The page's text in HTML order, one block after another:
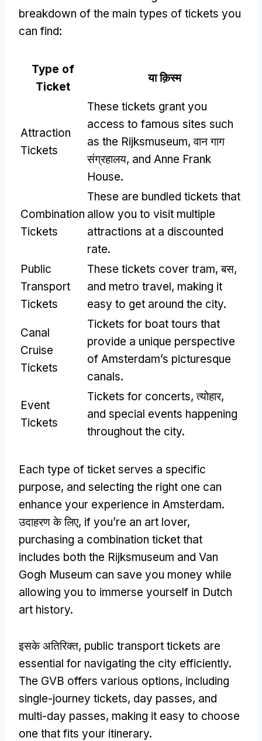
breakdown of the main types of tickets you
can find:
Type of
Ticket
या क़िस्‍म
Attraction
Tickets
These tickets grant you
access to famous sites such
as the Rijksmuseum, वान गाग
संग्रहालय, and Anne Frank
House.
Combination
Tickets
These are bundled tickets that
allow you to visit multiple
attractions at a discounted
rate.
Public
Transport
Tickets
These tickets cover tram, बस,
and metro travel, making it
easy to get around the city.
Canal
Cruise
Tickets
Tickets for boat tours that
provide a unique perspective
of Amsterdam’s picturesque
canals.
Event
Tickets
Tickets for concerts, त्योहार,
and special events happening
throughout the city.
Each type of ticket serves a specific
purpose, and selecting the right one can
enhance your experience in Amsterdam.
उदाहरण के लिए, if you’re an art lover,
purchasing a combination ticket that
includes both the Rijksmuseum and Van
Gogh Museum can save you money while
allowing you to immerse yourself in Dutch
art history.
इसके अतिरिक्त, public transport tickets are
essential for navigating the city efficiently.
The GVB offers various options, including
single-journey tickets, day passes, and
multi-day passes, making it easy to choose
one that fits your itinerary.